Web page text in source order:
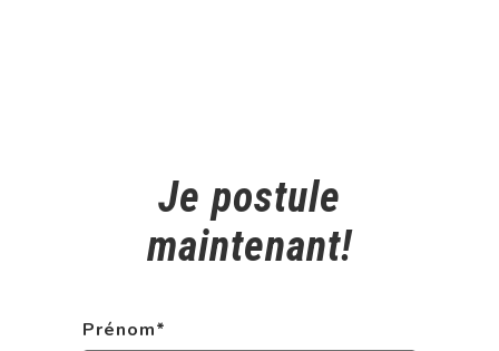
Je postule
maintenant!
Prénom*